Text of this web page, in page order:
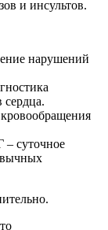
и инсультов.
нарушений
сердца.
– суточное